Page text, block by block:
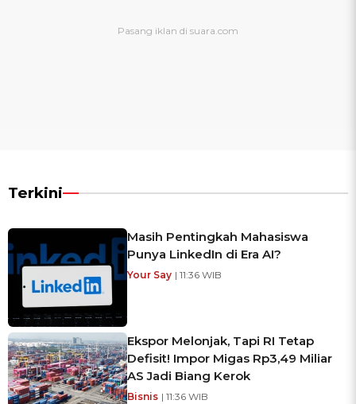
Terkini
Masih Pentingkah Mahasiswa
Punya LinkedIn di Era AI?
Your Say | 11:36 WIB
Ekspor Melonjak, Tapi RI Tetap
Defisit! Impor Migas Rp3,49 Miliar
AS Jadi Biang Kerok
Bisnis | 11:36 WIB